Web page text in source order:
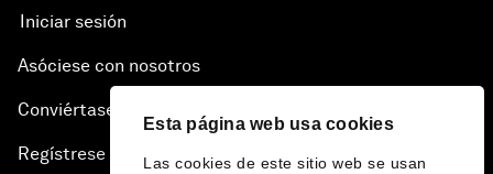
Esta página web usa cookies
Las cookies de este sitio web se usan
Iniciar sesión
Asóciese con nosotros
Conviértase en miembro
Regístrese para recibir nuestras notas de prensa